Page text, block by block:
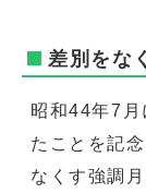
差別をな
昭和44年7月
たことを記
なくす強調